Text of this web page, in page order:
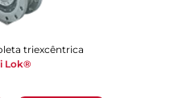
triexcêntrica
Lok®